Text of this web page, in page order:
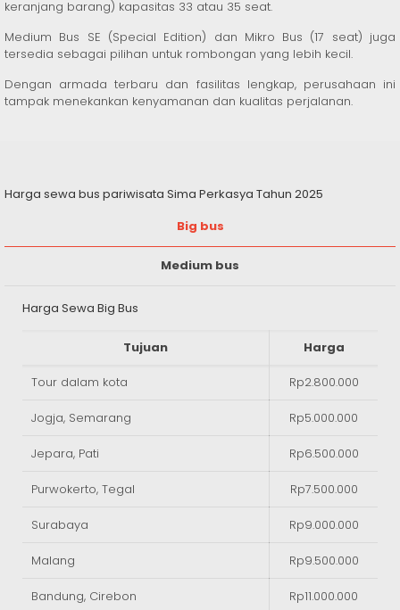
keranjang barang) kapasitas 33 atau 35 seat.
Medium Bus SE (Special Edition) dan Mikro Bus (17 seat) juga
tersedia sebagai pilihan untuk rombongan yang lebih kecil.
Dengan armada terbaru dan fasilitas lengkap, perusahaan ini
tampak menekankan kenyamanan dan kualitas perjalanan.
Harga sewa bus pariwisata Sima Perkasya Tahun 2025
Big bus
Medium bus
Harga Sewa Big Bus
Tujuan Harga
Tour dalam kota Rp2.800.000
Jogja, Semarang Rp5.000.000
Jepara, Pati Rp6.500.000
Purwokerto, Tegal Rp7.500.000
Surabaya Rp9.000.000
Malang Rp9.500.000
Bandung, Cirebon Rp11.000.000